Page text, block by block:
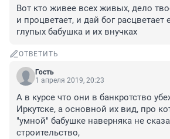
Вот кто живее всех живых, дело
и процветает, и дай бог расцветает
глупых бабушка и их внучках
ОТВЕТИТЬ
Гость
1 апреля 2019, 20:23
А в курсе что они в банкротство
Иркутске, а основной их вид, про
"умной" бабушке наверняка не
строительство,